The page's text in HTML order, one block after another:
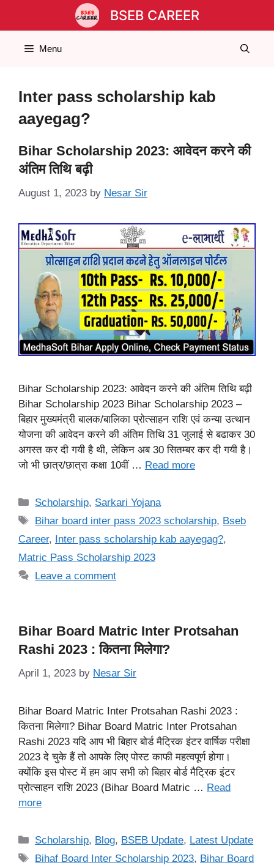
BSEB CAREER
Menu
Inter pass scholarship kab
aayegag?
Bihar Scholarship 2023: आवेदन करने की
अंतिम तिथि बढ़ी
August 1, 2023 by Nesar Sir
Bihar Scholarship 2023: आवेदन करने की अंतिम तिथि बढ़ी
Bihar Scholarship 2023 Bihar Scholarship 2023 –
बिहार मुख्यमंत्री बालक/बालिका प्रोत्साहन राशि एवं कन्या उत्थान
योजना की आवेदन करने की अंतिम तिथि 31 जुलाई से बढाकर 30
अगस्त कर दी गयी है थी, लेकिन अब 30 सितम्बर कर दी गयी है।
जो भी छात्र/छात्रा कक्षा 10वीं … Read more
Categories
Scholarship, Sarkari Yojana
Tags
Bihar board inter pass 2023 scholarship, Bseb
Career, Inter pass scholarship kab aayegag?,
Matric Pass Scholarship 2023
Leave a comment
Bihar Board Matric Inter Protsahan
Rashi 2023 : कितना मिलेगा?
April 1, 2023 by Nesar Sir
Bihar Board Matric Inter Protsahan Rashi 2023 :
कितना मिलेगा? Bihar Board Matric Inter Protsahan
Rashi 2023 यदि आप भी बिहार बोर्ड मैट्रिक इंटर वार्षिक परीक्षा
2023 दे चुके हैं तो आपके लिए पोस्ट काफी महत्वपूर्ण होगा।
क्योंकि इस पोस्ट में हम आप सभी को बिहार बोर्ड मैट्रिक इंटर
प्रोत्साहन राशि 2023 (Bihar Board Matric … Read
more
Categories
Scholarship, Blog, BSEB Update, Latest Update
Tags
Bihaf Board Inter Scholarship 2023, Bihar Board